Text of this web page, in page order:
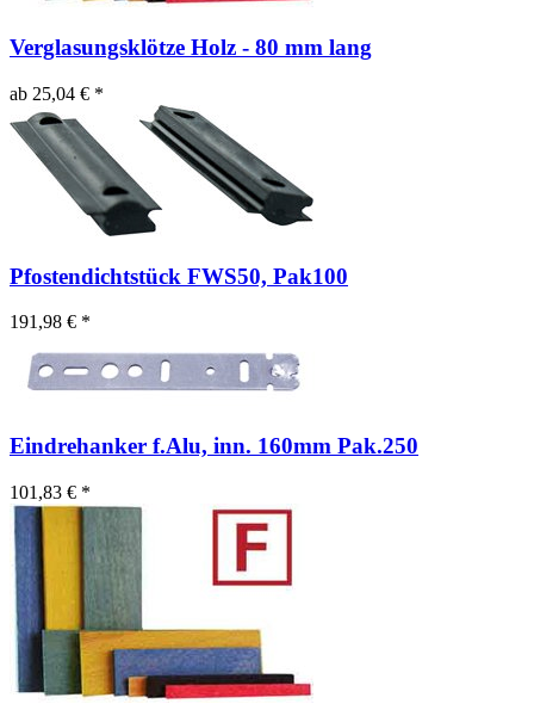
Verglasungsklötze Holz - 80 mm lang
ab 25,04 € *
Pfostendichtstück FWS50, Pak100
191,98 € *
Eindrehanker f.Alu, inn. 160mm Pak.250
101,83 € *